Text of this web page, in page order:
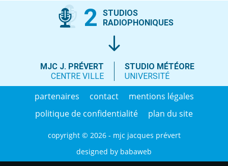
2
STUDIOS
RADIOPHONIQUES
MJC J. PRÉVERT
CENTRE VILLE
STUDIO MÉTÉORE
UNIVERSITÉ
partenaires contact
mentions légales
politique de confidentialité
plan du site
copyright © 2026 - mjc jacques prévert
designed by babaweb